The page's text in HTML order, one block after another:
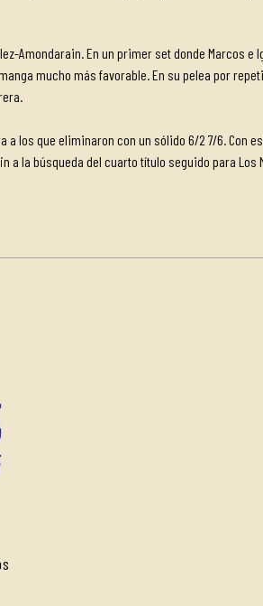
Amondarain. En un primer set donde Marcos e
mucho más favorable. En su pelea por
los que eliminaron con un sólido 6/2 7/6. Con
la búsqueda del cuarto título seguido para Los